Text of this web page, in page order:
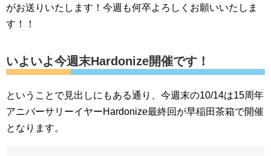
がお送りいたします！今週も何卒よろしくお願いいたしま
す！！
いよいよ今週末Hardonize開催です！
ということで見出しにもある通り、今週末の10/14は15周年
アニバーサリーイヤーHardonize最終回が早稲田茶箱で開催
となります。